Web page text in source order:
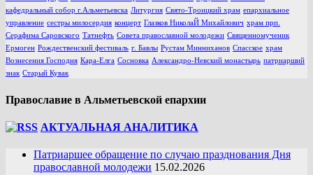
кафедральный собор г.Альметьевска Литургия Свято-Троицкий храм епархиальное
управление сестры милосердия концерт Глазков НиколаЙ Михайлович храм прп.
Серафима Саровского Татнефть Совета православной молодежи Священномученик
Ермоген Рождественский фестиваль г. Бавлы Рустам Минниханов Спасское храм
Вознесения Господня Кара-Елга Сосновка Александро-Невский монастырь патриарший
знак Старый Кувак
Православие в Альметьевской епархии
АКТУАЛЬНАЯ АНАЛИТИКА
Патриаршее обращение по случаю празднования Дня
православной молодежи 15.02.2026